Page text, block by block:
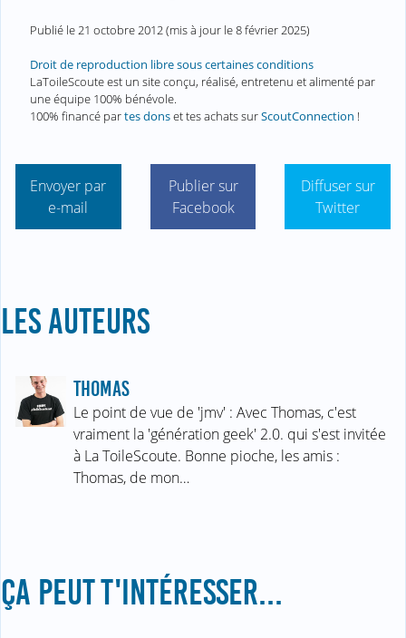
Publié le21 octobre 2012(mis à jour le8 février 2025)
Droit de reproduction libre sous certaines conditions
LaToileScoute est un site conçu, réalisé, entretenu et alimenté par
une équipe 100% bénévole.
100% financé partes donset tes achats surScoutConnection !
Envoyer par
e-mail
Publier sur
Facebook
Diffuser sur
Twitter
LES AUTEURS
THOMAS
Le point de vue de 'jmv' : Avec Thomas, c'est
vraiment la 'génération geek' 2.0. qui s'est invitée
à La ToileScoute. Bonne pioche, les amis :
Thomas, de mon…
ÇA PEUT T'INTÉRESSER...